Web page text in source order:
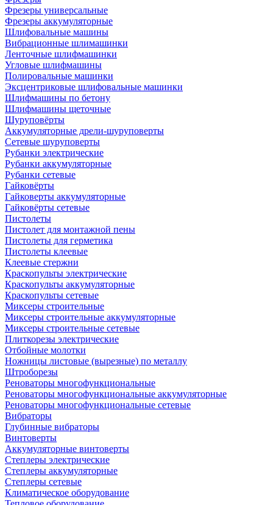
Фрезеры универсальные
Фрезеры аккумуляторные
Шлифовальные машины
Вибрационные шлимашинки
Ленточные шлифмашинки
Угловые шлифмашины
Полировальные машинки
Эксцентриковые шлифовальные машинки
Шлифмашины по бетону
Шлифмашины щеточные
Шуруповёрты
Аккумуляторные дрели-шуруповерты
Сетевые шуруповерты
Рубанки электрические
Рубанки аккумуляторные
Рубанки сетевые
Гайковёрты
Гайковерты аккумуляторные
Гайковёрты сетевые
Пистолеты
Пистолет для монтажной пены
Пистолеты для герметика
Пистолеты клеевые
Клеевые стержни
Краскопульты электрические
Краскопульты аккумуляторные
Краскопульты сетевые
Миксеры строительные
Миксеры строительные аккумуляторные
Миксеры строительные сетевые
Плиткорезы электрические
Отбойные молотки
Ножницы листовые (вырезные) по металлу
Штроборезы
Реноваторы многофункциональные
Реноваторы многофункциональные аккумуляторные
Реноваторы многофункциональные сетевые
Вибраторы
Глубинные вибраторы
Винтоверты
Аккумуляторные винтоверты
Степлеры электрические
Степлеры аккумуляторные
Степлеры сетевые
Климатическое оборудование